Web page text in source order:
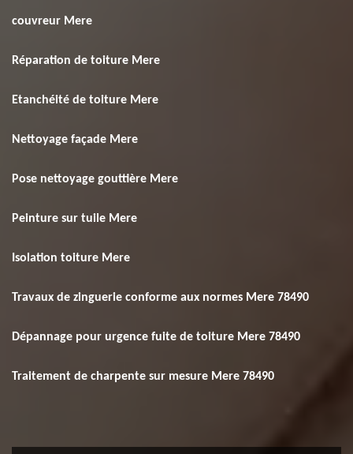
couvreur Mere
Réparation de toiture Mere
Etanchéité de toiture Mere
Nettoyage façade Mere
Pose nettoyage gouttière Mere
Peinture sur tuile Mere
Isolation toiture Mere
Travaux de zinguerie conforme aux normes Mere 78490
Dépannage pour urgence fuite de toiture Mere 78490
Traitement de charpente sur mesure Mere 78490